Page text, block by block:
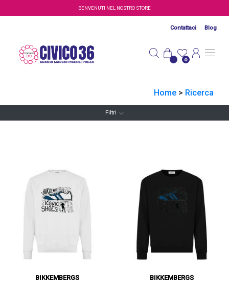
Salta al contenuto principaleBENVENUTI NEL NOSTRO STORE
Contattaci Blog
0
Home > Ricerca
Filtri
BIKKEMBERGS BIKKEMBERGS